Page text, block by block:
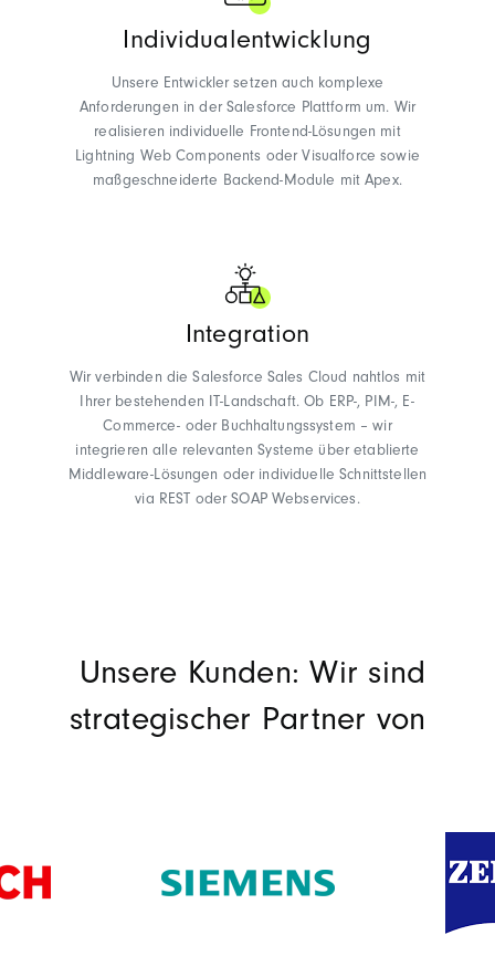
Individualentwicklung
Unsere Entwickler setzen auch komplexe
Anforderungen in der Salesforce Plattform um. Wir
realisieren individuelle Frontend-Lösungen mit
Lightning Web Components oder Visualforce sowie
maßgeschneiderte Backend-Module mit Apex.
Integration
Wir verbinden die Salesforce Sales Cloud nahtlos mit
Ihrer bestehenden IT-Landschaft. Ob ERP-, PIM-, E-
Commerce- oder Buchhaltungssystem – wir
integrieren alle relevanten Systeme über etablierte
Middleware-Lösungen oder individuelle Schnittstellen
via REST oder SOAP Webservices.
Unsere Kunden: Wir sind
strategischer Partner von